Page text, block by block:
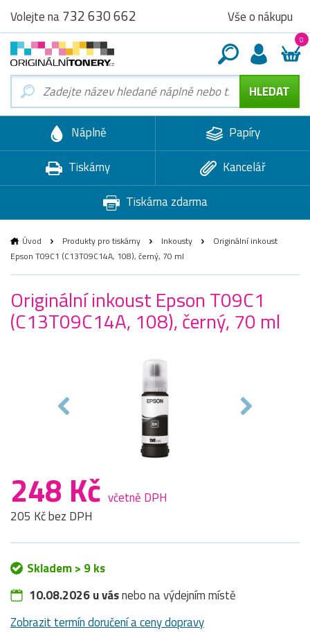
Volejte na732 630 662 Vše o nákupu
0
Náplně
Papíry
Tiskárny
Kancelář
Tiskárna zdarma
Úvod Produkty pro tiskárny Inkousty
Originální inkoust
Epson T09C1 (C13T09C14A, 108), černý, 70 ml
Originální inkoust Epson T09C1
(C13T09C14A, 108), černý, 70 ml
248 Kč včetně DPH
205 Kč bez DPH
Skladem > 9 ks
10.08.2026 u vásnebo na výdejním místě
Zobrazit termín doručení a ceny dopravy